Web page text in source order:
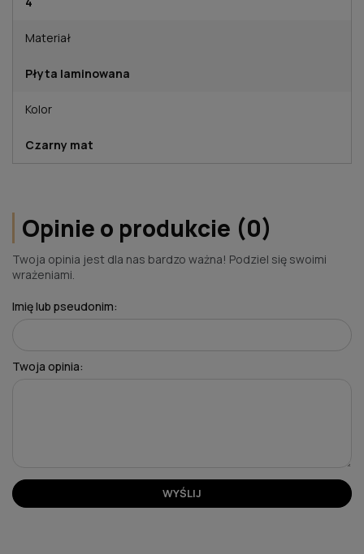
Materiał
Płyta laminowana
Kolor
Czarny mat
Opinie o produkcie (0)
Twoja opinia jest dla nas bardzo ważna! Podziel się swoimi
wrażeniami.
Imię lub pseudonim:
Twoja opinia:
WYŚLIJ